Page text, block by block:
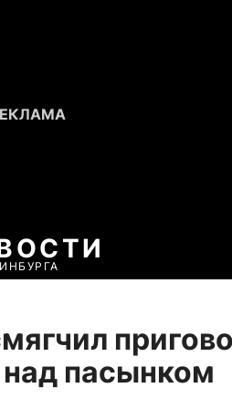
пасынком